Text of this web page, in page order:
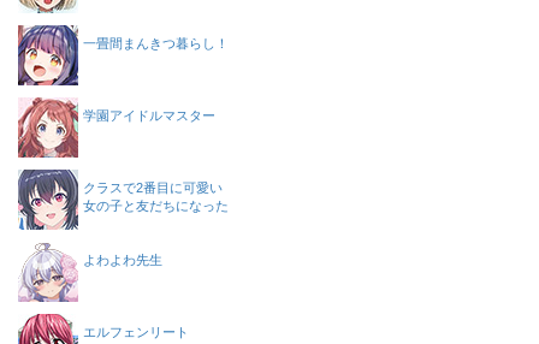
一畳間まんきつ暮らし！
学園アイドルマスター
クラスで2番目に可愛い
女の子と友だちになった
よわよわ先生
エルフェンリート